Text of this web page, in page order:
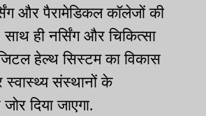
और पैरामेडिकल कॉलेजों की
ही नर्सिंग और चिकित्सा
हेल्थ सिस्टम का विकास
संस्थानों के
दिया जाएगा.